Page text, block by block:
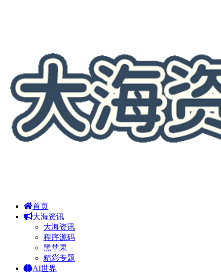
首页
大海资讯
大海资讯
程序源码
黑苹果
精彩专题
AI世界